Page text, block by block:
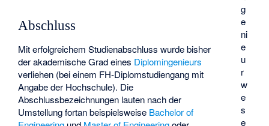
g
e
ni
e
u
r
w
e
s
e
Abschluss
Mit erfolgreichem Studienabschluss wurde bisher
der akademische Grad eines Diplomingenieurs
verliehen (bei einem FH-Diplomstudiengang mit
Angabe der Hochschule). Die
Abschlussbezeichnungen lauten nach der
Umstellung fortan beispielsweise Bachelor of